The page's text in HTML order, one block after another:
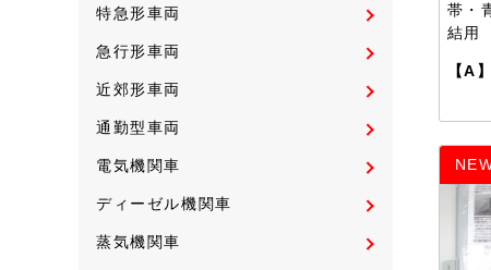
特急形車両
急行形車両
近郊形車両
通勤型車両
電気機関車
ディーゼル機関車
蒸気機関車
帯・
結用
【A】